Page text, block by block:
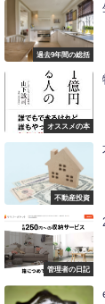
過去9年間の総括
オススメの本
不動産投資
管理者の日記